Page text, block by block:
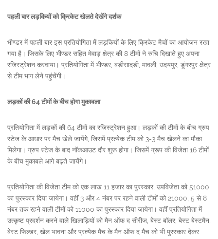
पहली बार लड़कियों को क्रिकेट खेलते देखेंगे दर्शक
भीण्डर में पहली बार इस प्रतियोगिता में लड़कियों के लिए क्रिकेट मैचों का आयोजन रखा
गया है। जिसके लिए भीण्डर सहित मेवाड़ क्षेत्र की 8 टीमों ने रुचि दिखाते हुए अपना
रजिस्ट्रेशन करवाया। प्रतियोगिता में भीण्डर, बड़ीसादड़ी, मावली, उदयपुर, डूंगरपुर क्षेत्र
से टीम भाग लेने पहुंचेंगी।
लड़कों की 64 टीमों के बीच होगा मुकाबला
प्रतियोगिता में लड़कों की 64 टीमों का रजिस्ट्रेशन हुआ। लड़कों की टीमों के बीच ग्रुप
स्टेज के आधार पर मैच खेले जायेंगे, जिसमें प्रत्येक टीम को 3-3 मैच खेलने का मौका
मिलेगा। ग्रुप स्टेज के बाद नॉकआउट दौर शुरू होगा। जिसमें ग्रूप की विजेता 16 टीमों
के बीच मुकाबले आगे बढ़ते जायेंगे।
प्रतियोगिता की विजेता टीम को एक लाख 11 हजार का पुरस्कार, उपविजेता को 51000
का पुरस्कार दिया जायेगा। वहीं 3 और 4 नंबर पर रहने वाली टीमों को 21000, 5 से 8
नंबर तक रहने वाली टीमों को 11000 का पुरस्कार दिया जायेगा। वहीं प्रतियोगिता में
उत्कृष्ट प्रदर्शन करने वाले खिलाड़ियों को मैन ऑफ द सीरीज, बेस्ट बॉलर, बेस्ट बेस्टमैन,
बेस्ट फिल्डर, खेल भावना और प्रत्येक मैच के मैन ऑफ द मैच को भी पुरस्कार देकर